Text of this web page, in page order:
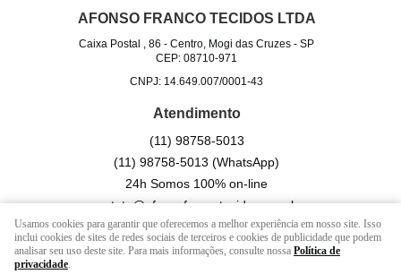
AFONSO FRANCO TECIDOS LTDA
Caixa Postal , 86 -Centro, Mogi das Cruzes -SP
CEP: 08710-971
CNPJ: 14.649.007/0001-43
Atendimento
(11) 98758-5013
(11) 98758-5013(WhatsApp)
24h Somos 100% on-line
contato@afonsofrancotecidos.com.br
LOJA VIRTUAL CRIADA POR
Usamos cookies para garantir que oferecemos a melhor experiência em nosso site. Isso
inclui cookies de sites de redes sociais de terceiros e cookies de publicidade que podem
analisar seu uso deste site. Para mais informações, consulte nossa Política de
privacidade.